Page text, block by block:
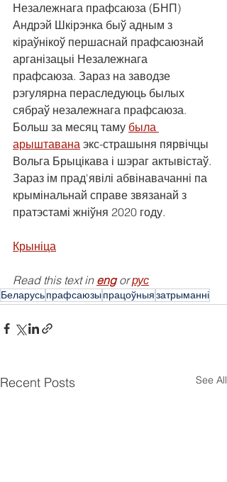
Незалежнага прафсаюза (БНП)
Андрэй Шкірэнка быў адным з
кіраўнікоў першаснай прафсаюзнай
арганізацыі Незалежнага
прафсаюза. Зараз на заводзе
рэгулярна пераследуюць былых
сябраў незалежнага прафсаюза.
Больш за месяц таму была
арыштавана экс-страшыня пярвічцы
Вольга Брыцікава і шэраг актывістаў.
Зараз ім прад'явілі абвінавачанні па
крымінальнай справе звязанай з
пратэстамі жніўня 2020 году.
Крыніца
Read this text in eng or рус
Беларусьпрафсаюзыпрацоўныязатрыманні
Recent Posts See All